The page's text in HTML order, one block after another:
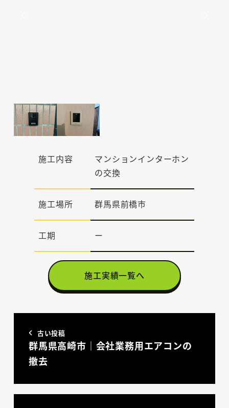
施工内容
マンションインターホン
の交換
施工場所 群馬県前橋市
工期 ー
施工実績一覧へ
古い投稿
群馬県高崎市｜会社業務用エアコンの
撤去